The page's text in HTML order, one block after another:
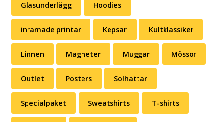
Glasunderlägg Hoodies
inramade printar Kepsar Kultklassiker
Linnen Magneter Muggar Mössor
Outlet Posters Solhattar
Specialpaket Sweatshirts T-shirts